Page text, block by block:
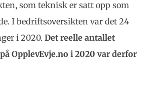
som teknisk er satt opp som
I bedriftsoversikten var det 24
i 2020. Det reelle antallet
OpplevEvje.no i 2020 var derfor